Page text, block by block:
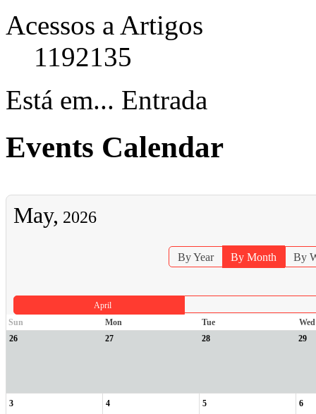
Acessos a Artigos
1192135
Está em... Entrada
Events Calendar
May, 2026
By Year By Month By
April
Sun
Mon Tue
Wed
26
27 28 29
3 4 5 6